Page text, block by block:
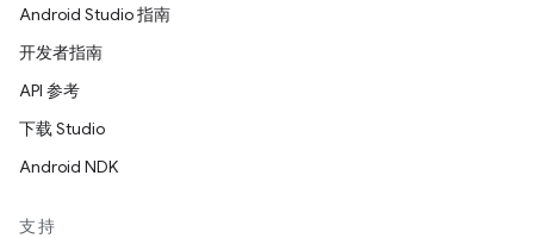
Android Studio 指南
开发者指南
API 参考
下载 Studio
Android NDK
支持